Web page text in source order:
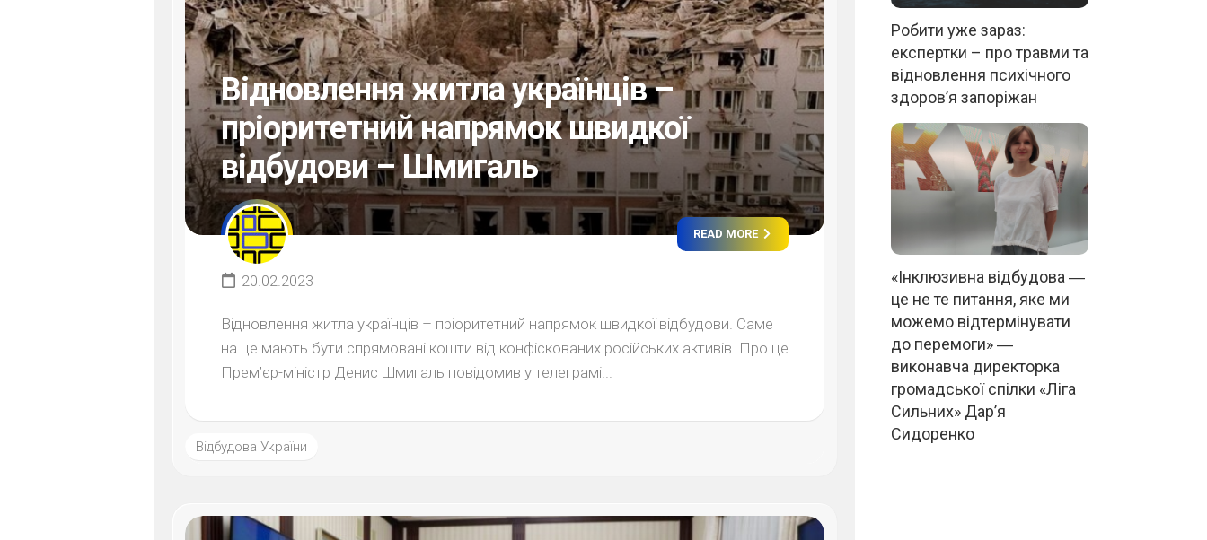
Відновлення житла українців –
пріоритетний напрямок швидкої
відбудови – Шмигаль
READ MORE
20.02.2023
Відновлення житла українців – пріоритетний напрямок швидкої відбудови. Саме
на це мають бути спрямовані кошти від конфіскованих російських активів. Про це
Прем’єр-міністр Денис Шмигаль повідомив у телеграмі...
Відбудова України
Робити уже зараз:
експертки – про травми та
відновлення психічного
здоров’я запоріжан
«Інклюзивна відбудова ―
це не те питання, яке ми
можемо відтермінувати
до перемоги» ―
виконавча директорка
громадської спілки «Ліга
Сильних» Дар’я
Сидоренко